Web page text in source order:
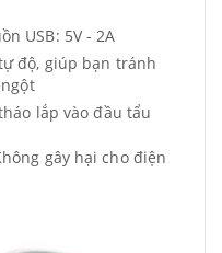
USB: 5V - 2A
độ, giúp bạn tránh
lắp vào đầu tẩu
gây hại cho điện